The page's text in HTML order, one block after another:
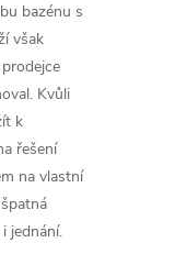
bazénu s
však
Kvůli
k
řešení
na vlastní
jednání.